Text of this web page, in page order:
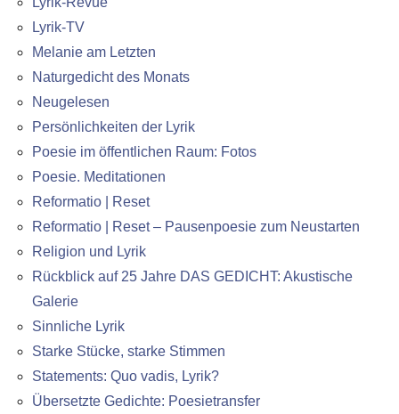
Lyrik-TV
Melanie am Letzten
Naturgedicht des Monats
Neugelesen
Persönlichkeiten der Lyrik
Poesie im öffentlichen Raum: Fotos
Poesie. Meditationen
Reformatio | Reset
Reformatio | Reset – Pausenpoesie zum Neustarten
Religion und Lyrik
Rückblick auf 25 Jahre DAS GEDICHT: Akustische
Galerie
Sinnliche Lyrik
Starke Stücke, starke Stimmen
Statements: Quo vadis, Lyrik?
Übersetzte Gedichte: Poesietransfer